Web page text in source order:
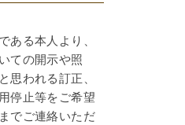
ある本人より、
ての開示や照
思われる訂正、
停止等をご希望
でご連絡いただ